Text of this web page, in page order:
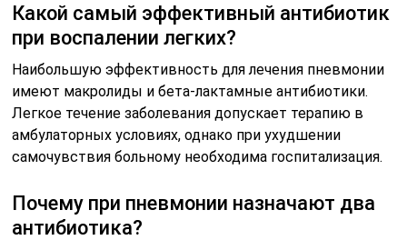
Какой самый эффективный антибиотик
при воспалении легких?
Наибольшую эффективность для лечения пневмонии
имеют макролиды и бета-лактамные антибиотики.
Легкое течение заболевания допускает терапию в
амбулаторных условиях, однако при ухудшении
самочувствия больному необходима госпитализация.
Почему при пневмонии назначают два
антибиотика?